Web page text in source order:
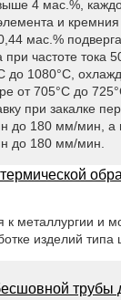
4 мас.%,
и
мас.%
при частоте тока
до 1080°С,
от 705°С до
при закалке
до 180 мм/мин, а
до 180 мм/мин.
к металлургии и
изделий типа
трубы